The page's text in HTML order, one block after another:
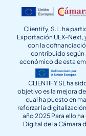
Clientify, S.L. ha
Exportación UEX-Next,
con la
contribuido según
económico de esta
CLIENTIFY SL ha
objetivo es la mejora
cual ha puesto en
reforzar la
año 2025 Para ello
Digital de la Cámara